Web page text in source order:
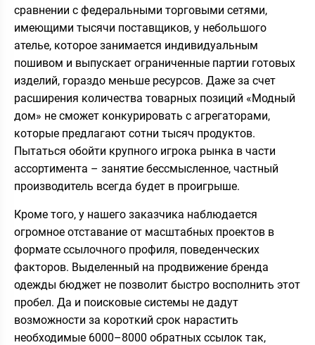
сравнении с федеральными торговыми сетями,
имеющими тысячи поставщиков, у небольшого
ателье, которое занимается индивидуальным
пошивом и выпускает ограниченные партии готовых
изделий, гораздо меньше ресурсов. Даже за счет
расширения количества товарных позиций «Модный
дом» не сможет конкурировать с агрегаторами,
которые предлагают сотни тысяч продуктов.
Пытаться обойти крупного игрока рынка в части
ассортимента – занятие бессмысленное, частный
производитель всегда будет в проигрыше.
Кроме того, у нашего заказчика наблюдается
огромное отставание от масштабных проектов в
формате ссылочного профиля, поведенческих
факторов. Выделенный на продвижение бренда
одежды бюджет не позволит быстро восполнить этот
пробел. Да и поисковые системы не дадут
возможности за короткий срок нарастить
необходимые 6000–8000 обратных ссылок так,